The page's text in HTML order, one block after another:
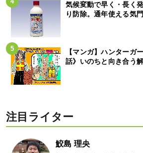
気候変動で早く・長く
り防除。通年使える気
【マンガ】ハンターガ
話》いのちと向き合う
注目ライター
鮫島 理央